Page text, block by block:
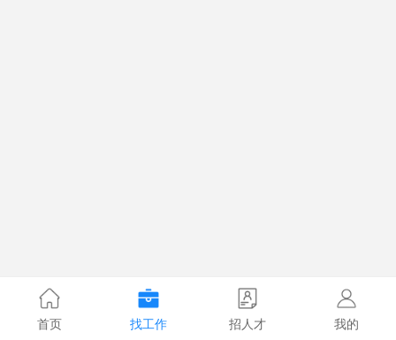
首页 找工作 招人才 我的